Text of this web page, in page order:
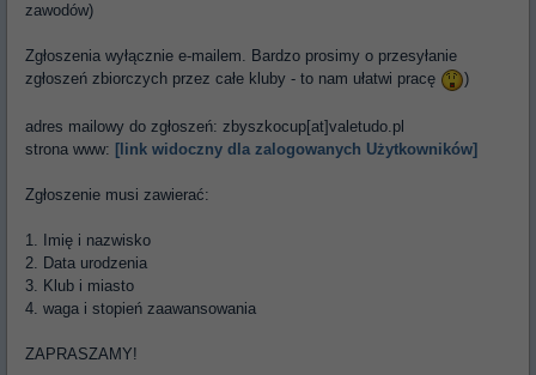
zawodów)
Zgłoszenia wyłącznie e-mailem. Bardzo prosimy o przesyłanie
zgłoszeń zbiorczych przez całe kluby - to nam ułatwi pracę
)
adres mailowy do zgłoszeń: zbyszkocup[at]valetudo.pl
strona www: [link widoczny dla zalogowanych Użytkowników]
Zgłoszenie musi zawierać:
1. Imię i nazwisko
2. Data urodzenia
3. Klub i miasto
4. waga i stopień zaawansowania
ZAPRASZAMY!